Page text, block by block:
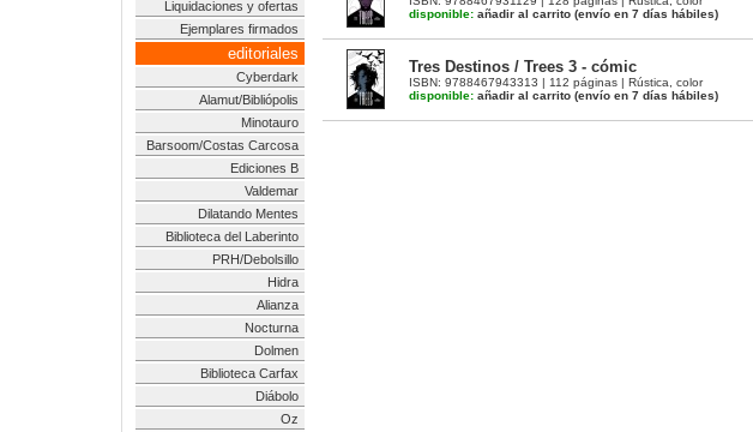
Liquidaciones y ofertas
Ejemplares firmados
editoriales
Cyberdark
Alamut/Bibliópolis
Minotauro
Barsoom/Costas Carcosa
Ediciones B
Valdemar
Dilatando Mentes
Biblioteca del Laberinto
PRH/Debolsillo
Hidra
Alianza
Nocturna
Dolmen
Biblioteca Carfax
Diábolo
Oz
disponible: añadir al carrito (envío en 7 días hábiles)
Tres Destinos / Trees 3 - cómic
ISBN: 9788467943313 | 112 páginas | Rústica, color
disponible: añadir al carrito (envío en 7 días hábiles)